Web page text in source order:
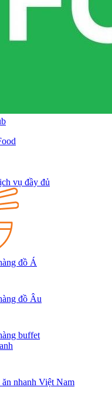
vụ đầy đủ
đồ Á
đồ Âu
buffet
nhanh Việt Nam